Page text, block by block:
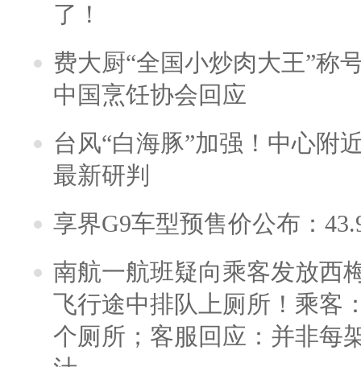
了！
费大厨“全国小炒肉大王”称
中国烹饪协会回应
台风“白海豚”加强！中心附
最新研判
享界G9车型预售价公布：
南航一航班疑向乘客发放西
飞行途中排队上厕所！乘客
个厕所；客服回应：并非每